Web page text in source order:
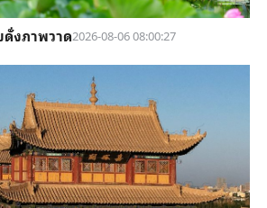
ดั่งภาพวาด2026-08-06 08:00:27